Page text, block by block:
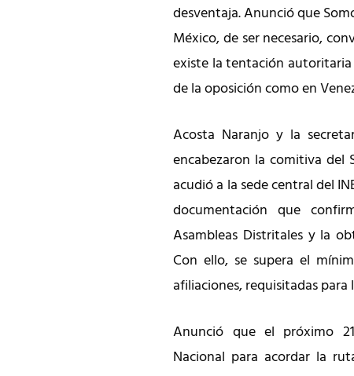
desventaja. Anunció que
México, de ser necesario,
existe la tentación
de la oposición como en
Acosta Naranjo y la
encabezaron la comitiva del
acudió a la sede central del
documentación que
Asambleas Distritales y la
Con ello, se supera el
afiliaciones, requisitadas
Anunció que el próximo
Nacional para acordar la